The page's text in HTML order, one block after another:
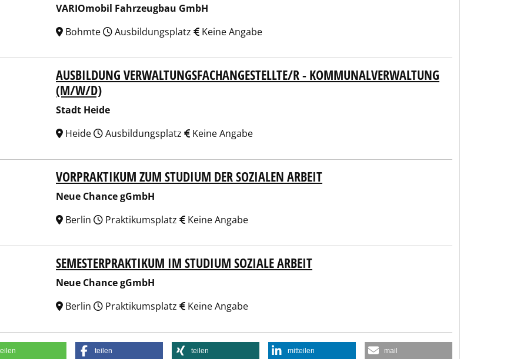
VARIOmobil Fahrzeugbau GmbH
Bohmte
Ausbildungsplatz Keine Angabe
AUSBILDUNG VERWALTUNGSFACHANGESTELLTE/R - KOMMUNALVERWALTUNG
(M/W/D)
Stadt Heide
Heide
Ausbildungsplatz Keine Angabe
Chance gGmbHVORPRAKTIKUM ZUM STUDIUM DER SOZIALEN ARBEIT
Neue Chance gGmbH
Berlin
Praktikumsplatz Keine Angabe
Chance gGmbHSEMESTERPRAKTIKUM IM STUDIUM SOZIALE ARBEIT
Neue Chance gGmbH
Berlin
Praktikumsplatz Keine Angabe
teilen teilen mitteilen mail